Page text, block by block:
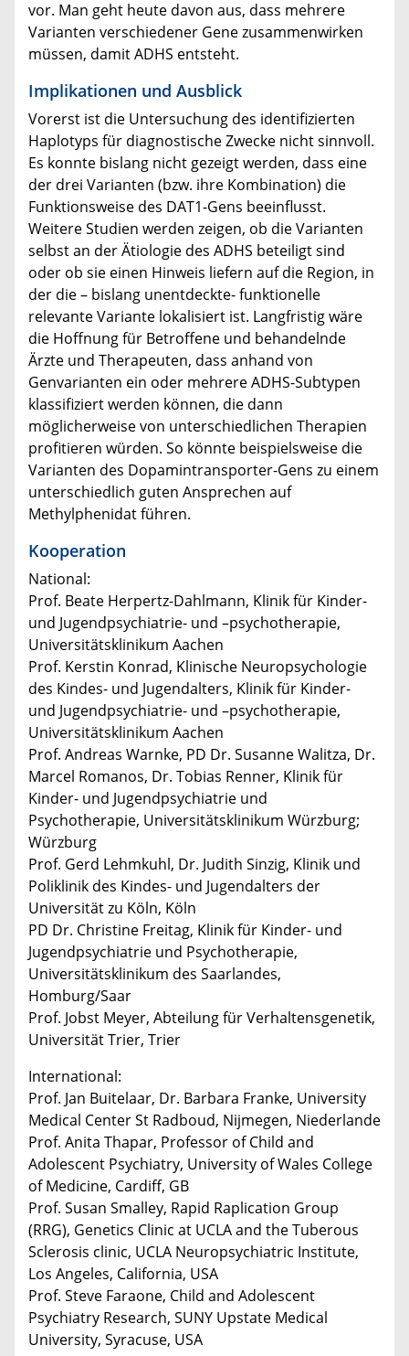
vor. Man geht heute davon aus, dass mehrere
Varianten verschiedener Gene zusammenwirken
müssen, damit ADHS entsteht.
Implikationen und Ausblick
Vorerst ist die Untersuchung des identifizierten
Haplotyps für diagnostische Zwecke nicht sinnvoll.
Es konnte bislang nicht gezeigt werden, dass eine
der drei Varianten (bzw. ihre Kombination) die
Funktionsweise des DAT1-Gens beeinflusst.
Weitere Studien werden zeigen, ob die Varianten
selbst an der Ätiologie des ADHS beteiligt sind
oder ob sie einen Hinweis liefern auf die Region, in
der die – bislang unentdeckte- funktionelle
relevante Variante lokalisiert ist. Langfristig wäre
die Hoffnung für Betroffene und behandelnde
Ärzte und Therapeuten, dass anhand von
Genvarianten ein oder mehrere ADHS-Subtypen
klassifiziert werden können, die dann
möglicherweise von unterschiedlichen Therapien
profitieren würden. So könnte beispielsweise die
Varianten des Dopamintransporter-Gens zu einem
unterschiedlich guten Ansprechen auf
Methylphenidat führen.
Kooperation
National:
Prof. Beate Herpertz-Dahlmann, Klinik für Kinder-
und Jugendpsychiatrie- und –psychotherapie,
Universitätsklinikum Aachen
Prof. Kerstin Konrad, Klinische Neuropsychologie
des Kindes- und Jugendalters, Klinik für Kinder-
und Jugendpsychiatrie- und –psychotherapie,
Universitätsklinikum Aachen
Prof. Andreas Warnke, PD Dr. Susanne Walitza, Dr.
Marcel Romanos, Dr. Tobias Renner, Klinik für
Kinder- und Jugendpsychiatrie und
Psychotherapie, Universitätsklinikum Würzburg;
Würzburg
Prof. Gerd Lehmkuhl, Dr. Judith Sinzig, Klinik und
Poliklinik des Kindes- und Jugendalters der
Universität zu Köln, Köln
PD Dr. Christine Freitag, Klinik für Kinder- und
Jugendpsychiatrie und Psychotherapie,
Universitätsklinikum des Saarlandes,
Homburg/Saar
Prof. Jobst Meyer, Abteilung für Verhaltensgenetik,
Universität Trier, Trier
International:
Prof. Jan Buitelaar, Dr. Barbara Franke, University
Medical Center St Radboud, Nijmegen, Niederlande
Prof. Anita Thapar, Professor of Child and
Adolescent Psychiatry, University of Wales College
of Medicine, Cardiff, GB
Prof. Susan Smalley, Rapid Raplication Group
(RRG), Genetics Clinic at UCLA and the Tuberous
Sclerosis clinic, UCLA Neuropsychiatric Institute,
Los Angeles, California, USA
Prof. Steve Faraone, Child and Adolescent
Psychiatry Research, SUNY Upstate Medical
University, Syracuse, USA